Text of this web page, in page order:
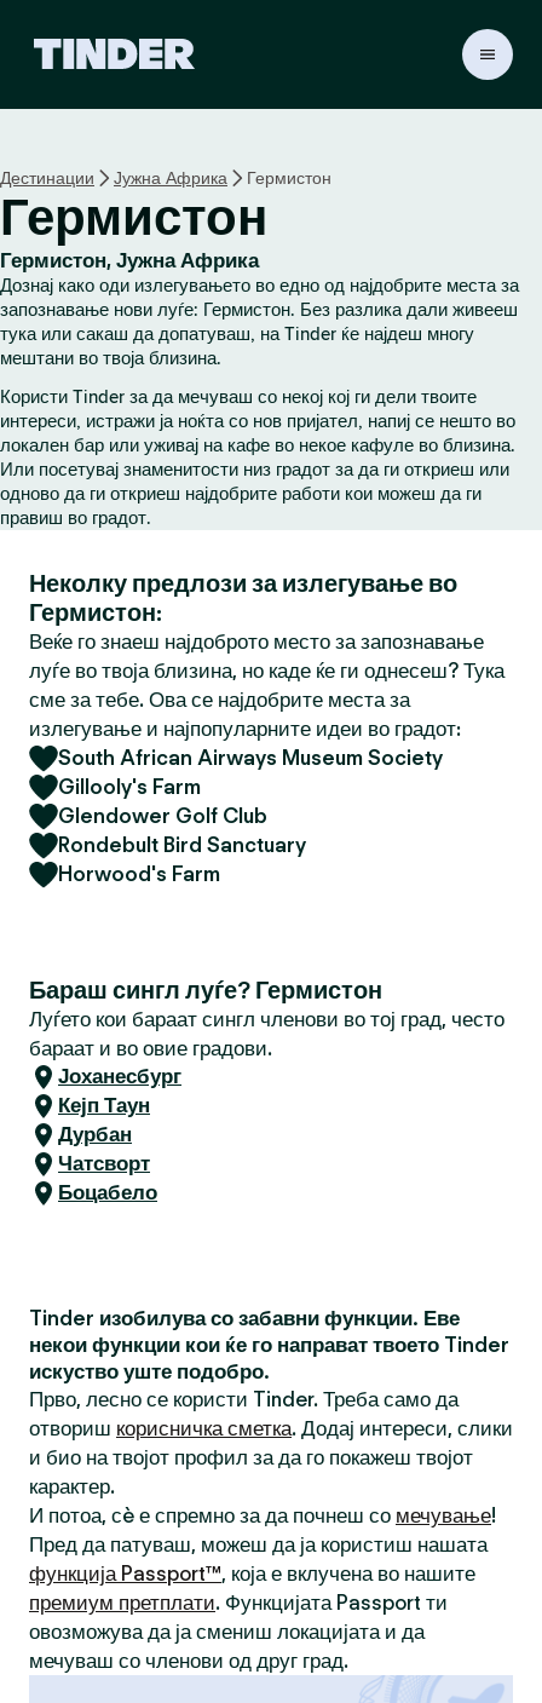
r
H
o
m
e
Дестинации Јужна Африка Гермистон
Гермистон
Гермистон, Јужна Африка
Дознај како оди излегувањето во едно од најдобрите места за
запознавање нови луѓе: Гермистон. Без разлика дали живееш
тука или сакаш да допатуваш, на Tinder ќе најдеш многу
мештани во твоја близина.
Користи Tinder за да мечуваш со некој кој ги дели твоите
интереси, истражи ја ноќта со нов пријател, напиј се нешто во
локален бар или уживај на кафе во некое кафуле во близина.
Или посетувај знаменитости низ градот за да ги откриеш или
одново да ги откриеш најдобрите работи кои можеш да ги
правиш во градот.
Неколку предлози за излегување во
Гермистон:
Веќе го знаеш најдоброто место за запознавање
луѓе во твоја близина, но каде ќе ги однесеш? Тука
сме за тебе. Ова се најдобрите места за
излегување и најпопуларните идеи во градот:
South African Airways Museum Society
Gillooly's Farm
Glendower Golf Club
Rondebult Bird Sanctuary
Horwood's Farm
Бараш сингл луѓе? Гермистон
Луѓето кои бараат сингл членови во тој град, често
бараат и во овие градови.
Јоханесбург
Кејп Таун
Дурбан
Чатсворт
Боцабело
Tinder изобилува со забавни функции. Еве
некои функции кои ќе го направат твоето Tinder
искуство уште подобро.
Прво, лесно се користи Tinder. Треба само да
отвориш корисничка сметка. Додај интереси, слики
и био на твојот профил за да го покажеш твојот
карактер.
И потоа, сè е спремно за да почнеш со мечување!
Пред да патуваш, можеш да ја користиш нашата
функција Passport™, која е вклучена во нашите
премиум претплати. Функцијата Passport ти
овозможува да ја смениш локацијата и да
мечуваш со членови од друг град.